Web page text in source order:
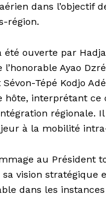
dans l’objectif
région.
été ouverte par
l’honorable Ayao
Tépé Kodjo
hôte, interprétant ce
régionale.
à la mobilité
au Président
sa vision
dans les